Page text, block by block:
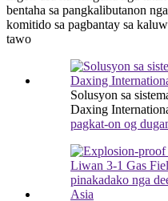
bentaha sa pangkalibutanon
komitido sa pagbantay sa
tawo
Solusyon sa
Daxing
pagkat-on og